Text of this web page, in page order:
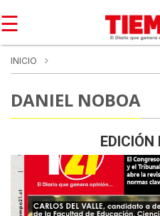
☰
INICIO
DANIEL NOBOA
EDICIÓN